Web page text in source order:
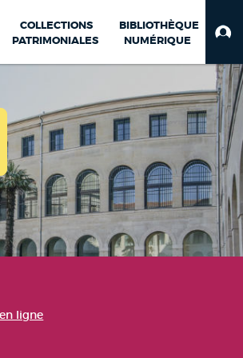
COLLECTIONS
PATRIMONIALES
BIBLIOTHÈQUE
NUMÉRIQUE
ligne